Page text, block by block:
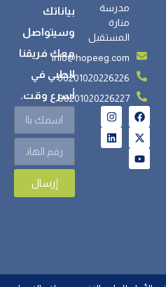
مدرسة
منارة
المستقبل
info@hopeeg.com
00201020226226
00201020226227
بياناتك
وسيتواصل
معك فريقنا
الطبي في
أسرع وقت.
إرسال